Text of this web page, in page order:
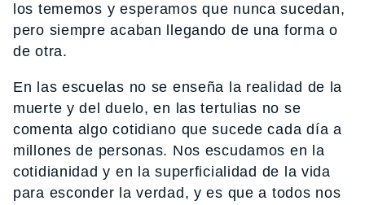
los tememos y esperamos que nunca sucedan,
pero siempre acaban llegando de una forma o
de otra.
En las escuelas no se enseña la realidad de la
muerte y del duelo, en las tertulias no se
comenta algo cotidiano que sucede cada día a
millones de personas. Nos escudamos en la
cotidianidad y en la superficialidad de la vida
para esconder la verdad, y es que a todos nos